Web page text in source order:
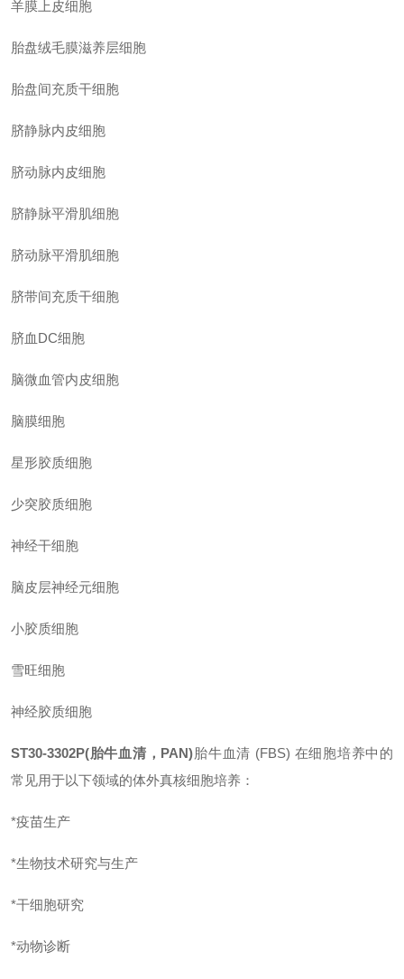
羊膜上皮细胞
胎盘绒毛膜滋养层细胞
胎盘间充质干细胞
脐静脉内皮细胞
脐动脉内皮细胞
脐静脉平滑肌细胞
脐动脉平滑肌细胞
脐带间充质干细胞
脐血 DC细胞
脑微血管内皮细胞
脑膜细胞
星形胶质细胞
少突胶质细胞
神经干细胞
脑皮层神经元细胞
小胶质细胞
雪旺细胞
神经胶质细胞
ST30-3302P(胎牛血清，PAN)胎牛血清 (FBS) 在细胞培养中的
常见用于以下领域的体外真核细胞培养：
*疫苗生产
*生物技术研究与生产
*干细胞研究
*动物诊断